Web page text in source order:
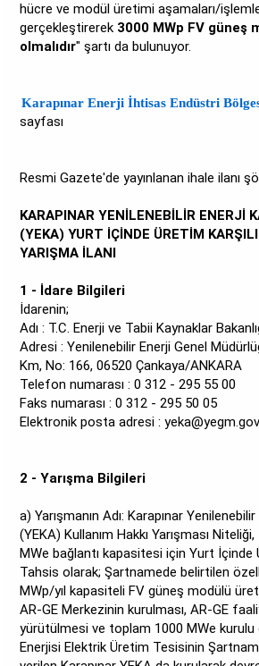
hücre ve modül üretimi aşamaları/
gerçekleştirerek 3000 MWp FV güneş
olmalıdır" şartı da bulunuyor.
Karapınar Enerji İhtisas Endüstri
sayfası
Resmi Gazete'de yayınlanan ihale ilanı
KARAPINAR YENİLENEBİLİR ENERJİ
(YEKA) YURT İÇİNDE ÜRETİM
YARIŞMA İLANI
1 - İdare Bilgileri
İdarenin;
Adı : T.C. Enerji ve Tabii Kaynaklar
Adresi : Yenilenebilir Enerji Genel
Km, No: 166, 06520 Çankaya/ANKARA
Telefon numarası : 0 312 - 295 55 00
Faks numarası : 0 312 - 295 50 05
Elektronik posta adresi :
2 - Yarışma Bilgileri
a) Yarışmanın Adı: Karapınar
(YEKA) Kullanım Hakkı Yarışması
MWe bağlantı kapasitesi için Yurt İçinde
Tahsis olarak; Şartnamede belirtilen
MWp/yıl kapasiteli FV güneş modülü
AR-GE Merkezinin kurulması, AR-GE
yürütülmesi ve toplam 1000 MWe kurulu
Enerjisi Elektrik Üretim Tesisinin